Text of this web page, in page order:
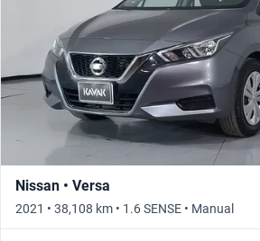
Nissan • Versa
2021 • 38,108 km • 1.6 SENSE • Manual